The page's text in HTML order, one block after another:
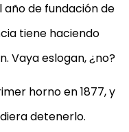
de fundación de
tiene haciendo
Vaya eslogan, ¿no?
horno en 1877, y
detenerlo.